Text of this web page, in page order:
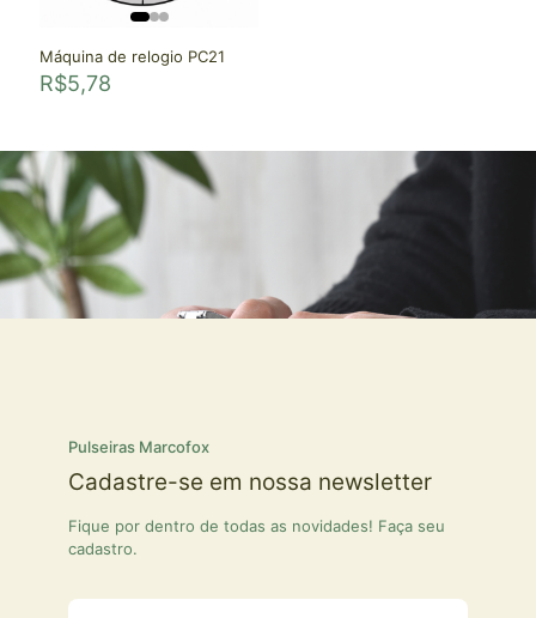
Máquina de relogio PC21
R$5,78
Pulseiras Marcofox
Cadastre-se em nossa newsletter
Fique por dentro de todas as novidades! Faça seu
cadastro.